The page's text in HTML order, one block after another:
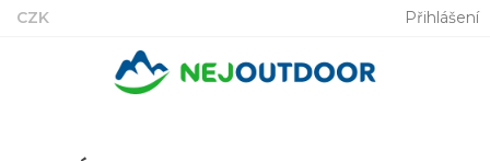
Přejít
CZK Přihlášení